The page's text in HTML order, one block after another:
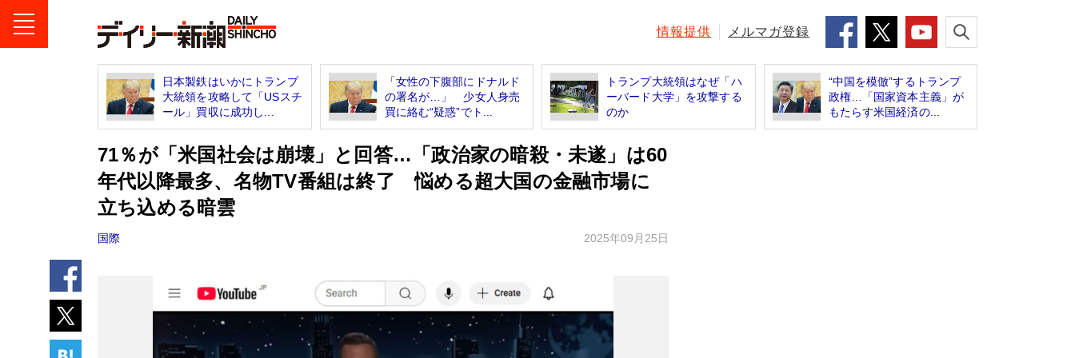
情報提供 メルマガ登録
日本製鉄はいかにトランプ
大統領を攻略して「USスチ
ール」買収に成功し...
「女性の下腹部にドナルド
の署名が…」 少女人身売
買に絡む“疑惑”でト...
トランプ大統領はなぜ「ハ
ーバード大学」を攻撃する
のか
“中国を模倣”するトランプ
政権…「国家資本主義」が
もたらす米国経済の...
71％が「米国社会は崩壊」と回答…「政治家の暗殺・未遂」は60
年代以降最多、名物TV番組は終了 悩める超大国の金融市場に
立ち込める暗雲
国際 2025年09月25日